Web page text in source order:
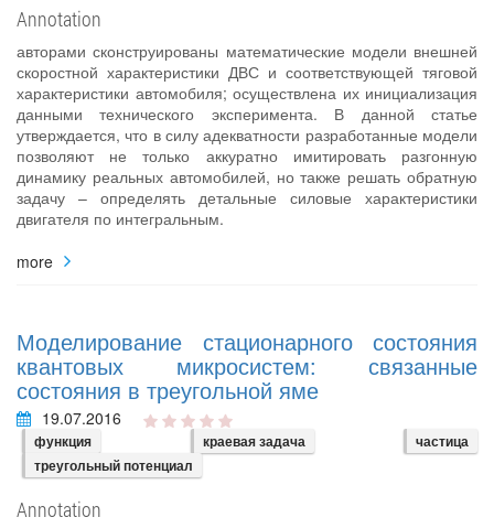
Annotation
авторами сконструированы математические модели внешней
скоростной характеристики ДВС и соответствующей тяговой
характеристики автомобиля; осуществлена их инициализация
данными технического эксперимента. В данной статье
утверждается, что в силу адекватности разработанные модели
позволяют не только аккуратно имитировать разгонную
динамику реальных автомобилей, но также решать обратную
задачу – определять детальные силовые характеристики
двигателя по интегральным.
more
Моделирование стационарного состояния
квантовых микросистем: связанные
состояния в треугольной яме
19.07.2016
функция краевая задача
частица
треугольный потенциал
Annotation